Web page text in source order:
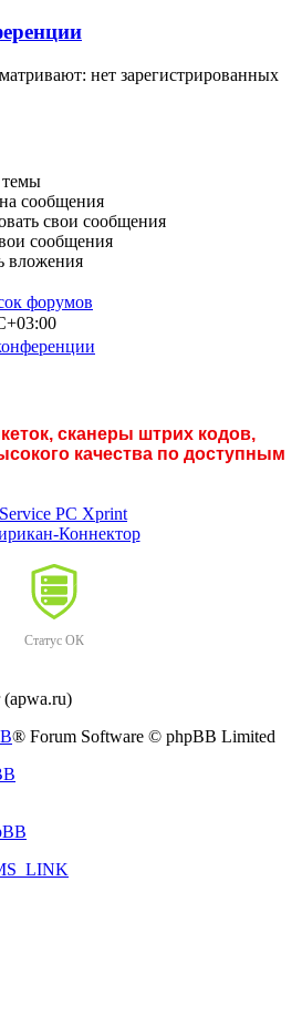
нет зарегистрированных
темы
сообщения
свои сообщения
сообщения
вложения
форумов
сканеры штрих кодов,
качества по доступным
Статус ОК
® Forum Software © phpBB Limited